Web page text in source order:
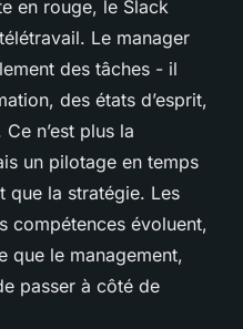
en rouge, le Slack
Le manager
des tâches - il
des états d’esprit,
n’est plus la
un pilotage en temps
que la stratégie. Les
compétences évoluent,
que le management,
passer à côté de